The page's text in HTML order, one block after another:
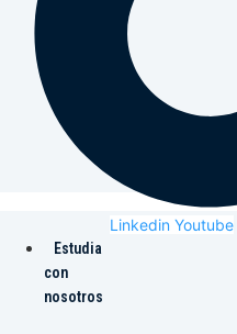
Linkedin Youtube
Estudia
con
nosotros